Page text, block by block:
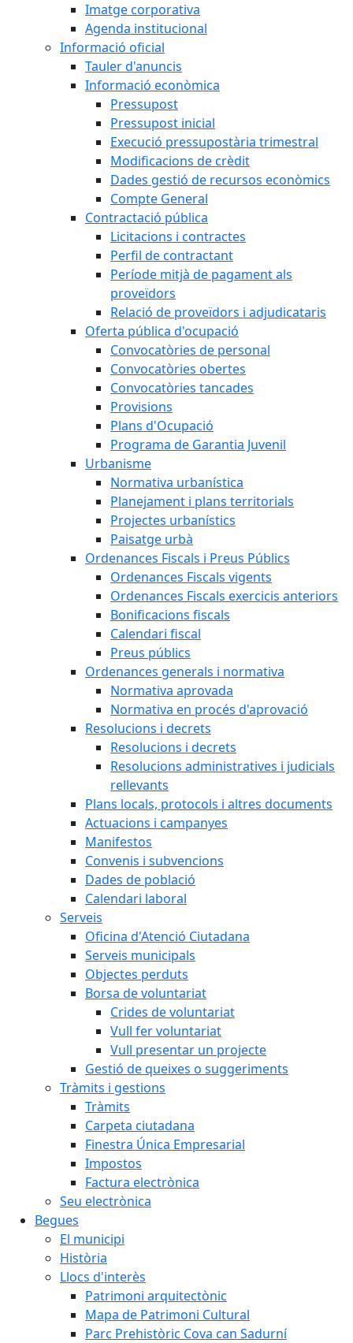
Imatge corporativa
Agenda institucional
Informació oficial
Tauler d'anuncis
Informació econòmica
Pressupost
Pressupost inicial
Execució pressupostària trimestral
Modificacions de crèdit
Dades gestió de recursos econòmics
Compte General
Contractació pública
Licitacions i contractes
Perfil de contractant
Període mitjà de pagament als
proveïdors
Relació de proveïdors i adjudicataris
Oferta pública d'ocupació
Convocatòries de personal
Convocatòries obertes
Convocatòries tancades
Provisions
Plans d'Ocupació
Programa de Garantia Juvenil
Urbanisme
Normativa urbanística
Planejament i plans territorials
Projectes urbanístics
Paisatge urbà
Ordenances Fiscals i Preus Públics
Ordenances Fiscals vigents
Ordenances Fiscals exercicis anteriors
Bonificacions fiscals
Calendari fiscal
Preus públics
Ordenances generals i normativa
Normativa aprovada
Normativa en procés d'aprovació
Resolucions i decrets
Resolucions i decrets
Resolucions administratives i judicials
rellevants
Plans locals, protocols i altres documents
Actuacions i campanyes
Manifestos
Convenis i subvencions
Dades de població
Calendari laboral
Serveis
Oficina d'Atenció Ciutadana
Serveis municipals
Objectes perduts
Borsa de voluntariat
Crides de voluntariat
Vull fer voluntariat
Vull presentar un projecte
Gestió de queixes o suggeriments
Tràmits i gestions
Tràmits
Carpeta ciutadana
Finestra Única Empresarial
Impostos
Factura electrònica
Seu electrònica
Begues
El municipi
Història
Llocs d'interès
Patrimoni arquitectònic
Mapa de Patrimoni Cultural
Parc Prehistòric Cova can Sadurní